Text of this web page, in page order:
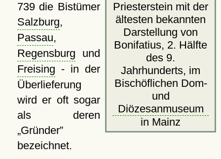
Priesterstein mit der
ältesten bekannten
Darstellung von
Bonifatius, 2. Hälfte
des 9.
Jahrhunderts, im
Bischöflichen Dom-
und
Diözesanmuseum
in Mainz
739 die Bistümer
Salzburg,
Passau,
Regensburg und
Freising - in der
Überlieferung
wird er oft sogar
als deren
Gründer
bezeichnet.